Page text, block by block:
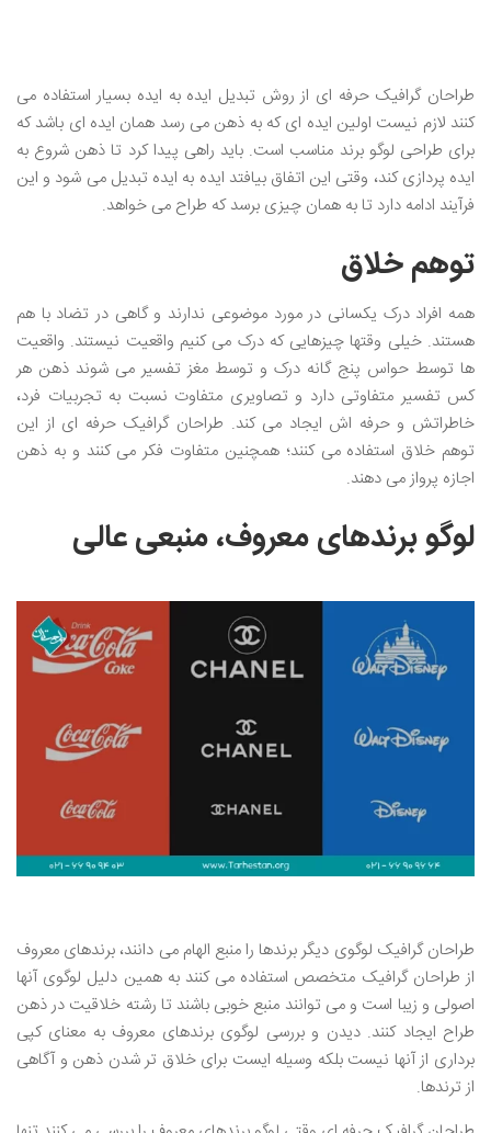
طراحان گرافیک حرفه ای از روش تبدیل ایده به ایده بسیار استفاده می
کنند لازم نیست اولین ایده ای که به ذهن می رسد همان ایده ای باشد که
برای طراحی لوگو برند مناسب است. باید راهی پیدا کرد تا ذهن شروع به
ایده پردازی کند، وقتی این اتفاق بیافتد ایده به ایده تبدیل می شود و این
فرآیند ادامه دارد تا به همان چیزی برسد که طراح می خواهد.
توهم خلاق
همه افراد درک یکسانی در مورد موضوعی ندارند و گاهی در تضاد با هم
هستند. خیلی وقتها چیزهایی که درک می کنیم واقعیت نیستند. واقعیت
ها توسط حواس پنج گانه درک و توسط مغز تفسیر می شوند ذهن هر
کس تفسیر متفاوتی دارد و تصاویری متفاوت نسبت به تجربیات فرد،
خاطراتش و حرفه اش ایجاد می کند. طراحان گرافیک حرفه ای از این
توهم خلاق استفاده می کنند؛ همچنین متفاوت فکر می کنند و به ذهن
اجازه پرواز می دهند.
لوگو برندهای معروف، منبعی عالی
طراحان گرافیک لوگوی دیگر برندها را منبع الهام می دانند، برندهای معروف
از طراحان گرافیک متخصص استفاده می کنند به همین دلیل لوگوی آنها
اصولی و زیبا است و می توانند منبع خوبی باشند تا رشته خلاقیت در ذهن
طراح ایجاد کنند. دیدن و بررسی لوگوی برندهای معروف به معنای کپی
برداری از آنها نیست بلکه وسیله ایست برای خلاق تر شدن ذهن و آگاهی
از ترندها.